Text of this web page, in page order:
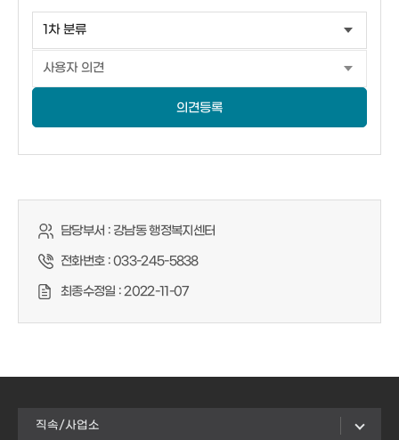
의견등록
담당부서 :강남동 행정복지센터
전화번호 :033-245-5838
최종수정일 :2022-11-07
직속/사업소